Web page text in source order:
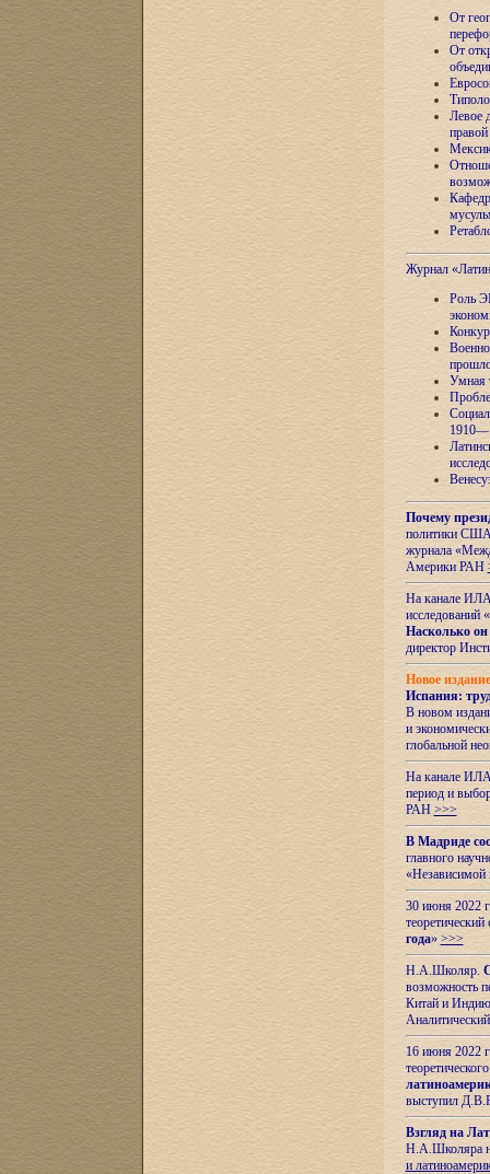
От
От
Левое
Журнал
Роль
Умная
Почему
политики США
журнала
Америки РАН
На канале ИЛА
исследований «
Насколько он
директор
Новое
Испания:
В новом
и
глобальной
На канале
период и
РАН >>>
В Мадриде
главного
«Независимой
30 июня 2022
года» >>>
Н.А.Школяр.
возможность
Китай и
16 июня 2022
выступил
Взгляд на
Н.А.Школяра
и